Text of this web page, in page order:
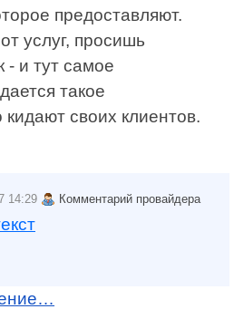
предоставляют.
услуг, просишь
- и тут самое
такое
кидают своих клиентов.
14:29 Комментарий провайдера